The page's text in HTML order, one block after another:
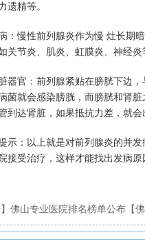
遗精等。
慢性前列腺炎作为慢 灶长期暗
关节炎、肌炎、虹膜炎、神经炎
官：前列腺紧贴在膀胱下边，
菌就会感染膀胱，而膀胱和肾
到达肾脏，如果抵抗力差，就
：以上就是对前列腺炎的并发
接受治疗，这样才能找出发病
】佛山专业医院排名榜单公布【